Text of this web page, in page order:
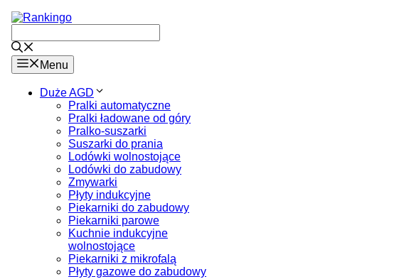
Przejdź
do
Menu
Duże AGD
Pralki automatyczne
Pralki ładowane od góry
Pralko-suszarki
Suszarki do prania
Lodówki wolnostojące
Lodówki do zabudowy
Zmywarki
Płyty indukcyjne
Piekarniki do zabudowy
Piekarniki parowe
Kuchnie indukcyjne
wolnostojące
Piekarniki z mikrofalą
Płyty gazowe do zabudowy